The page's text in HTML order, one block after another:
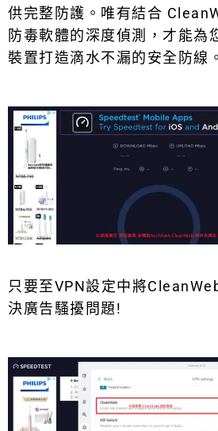
供完整防護。唯有結合
防毒軟體的深度偵測，才能為
裝置打造滴水不漏的安全防線。
只要至VPN設定中將
決廣告騷擾問題!